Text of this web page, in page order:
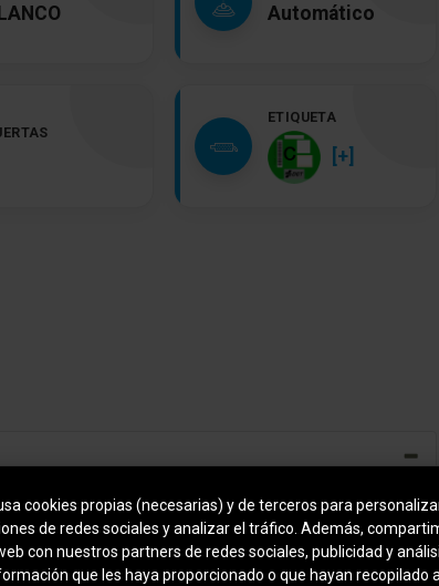
Automático
ETIQUETA
[+]
Sistema de navegación: Navigation (USB)
Separación maletero (Red)
cookies propias (necesarias) y de terceros para
de redes sociales y analizar el tráfico. Además,
con nuestros partners de redes sociales, publicidad y
que les haya proporcionado o que hayan recopilado